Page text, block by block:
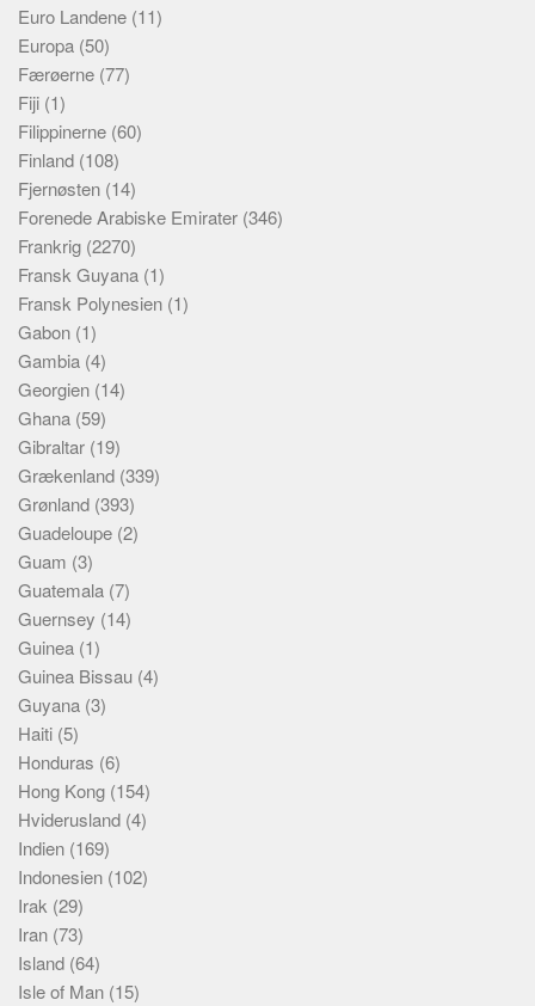
Euro Landene (11)
Europa (50)
Færøerne (77)
Fiji (1)
Filippinerne (60)
Finland (108)
Fjernøsten (14)
Forenede Arabiske Emirater (346)
Frankrig (2270)
Fransk Guyana (1)
Fransk Polynesien (1)
Gabon (1)
Gambia (4)
Georgien (14)
Ghana (59)
Gibraltar (19)
Grækenland (339)
Grønland (393)
Guadeloupe (2)
Guam (3)
Guatemala (7)
Guernsey (14)
Guinea (1)
Guinea Bissau (4)
Guyana (3)
Haiti (5)
Honduras (6)
Hong Kong (154)
Hviderusland (4)
Indien (169)
Indonesien (102)
Irak (29)
Iran (73)
Island (64)
Isle of Man (15)